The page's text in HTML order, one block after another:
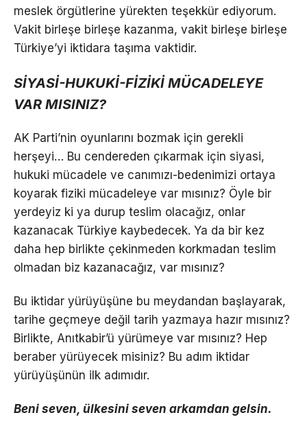
meslek örgütlerine yürekten teşekkür ediyorum.
Vakit birleşe birleşe kazanma, vakit birleşe birleşe
Türkiye’yi iktidara taşıma vaktidir.
SİYASİ-HUKUKİ-FİZİKİ MÜCADELEYE
VAR MISINIZ?
AK Parti’nin oyunlarını bozmak için gerekli
herşeyi… Bu cendereden çıkarmak için siyasi,
hukuki mücadele ve canımızı-bedenimizi ortaya
koyarak fiziki mücadeleye var mısınız? Öyle bir
yerdeyiz ki ya durup teslim olacağız, onlar
kazanacak Türkiye kaybedecek. Ya da bir kez
daha hep birlikte çekinmeden korkmadan teslim
olmadan biz kazanacağız, var mısınız?
Bu iktidar yürüyüşüne bu meydandan başlayarak,
tarihe geçmeye değil tarih yazmaya hazır mısınız?
Birlikte, Anıtkabir’ü yürümeye var mısınız? Hep
beraber yürüyecek misiniz? Bu adım iktidar
yürüyüşünün ilk adımıdır.
Beni seven, ülkesini seven arkamdan gelsin.